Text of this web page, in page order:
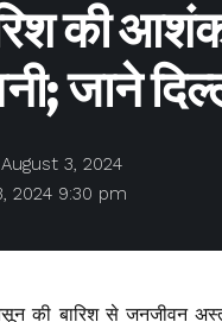
की
जाने
2024 9:30 pm
3, 2024
की बारिश से जनजीवन